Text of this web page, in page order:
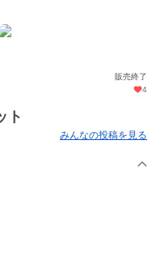
販売終了
4
ト
みんなの投稿を見る